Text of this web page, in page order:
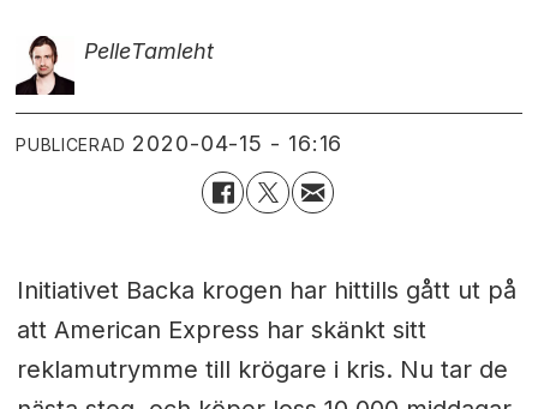
PelleTamleht
PUBLICERAD 2020-04-15 - 16:16
Initiativet Backa krogen har hittills gått ut på
att American Express har skänkt sitt
reklamutrymme till krögare i kris. Nu tar de